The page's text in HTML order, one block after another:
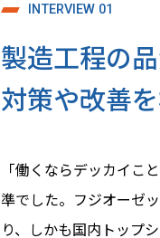
INTERVIEW 01
製造工程の
対策や改善
「働くならデッカイこ
準でした。フジオーゼ
り、しかも国内トップ